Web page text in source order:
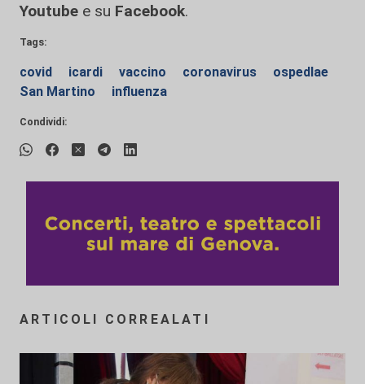
Youtube e su Facebook.
Tags:
covid icardi vaccino coronavirus
ospedlae
San Martino
influenza
Condividi:
ARTICOLI CORREALATI